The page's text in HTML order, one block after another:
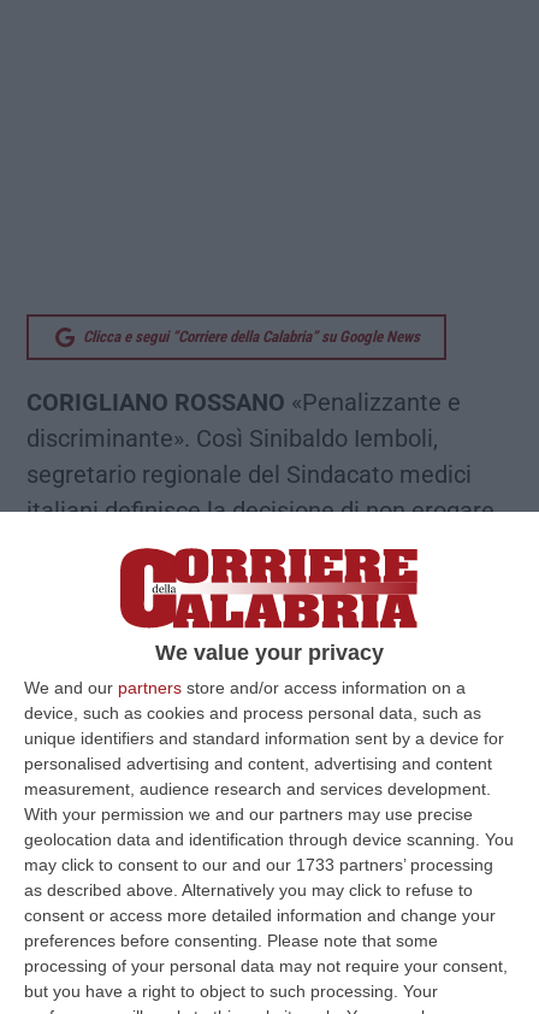
We value your privacy
We and our partners store and/or access information on a
device, such as cookies and process personal data, such as
unique identifiers and standard information sent by a device for
personalised advertising and content, advertising and content
measurement, audience research and services development.
With your permission we and our partners may use precise
geolocation data and identification through device scanning. You
may click to consent to our and our 1733 partners’ processing
as described above. Alternatively you may click to refuse to
consent or access more detailed information and change your
preferences before consenting.
Please note that some
processing of your personal data may not require your consent,
but you have a right to object to such processing. Your
Clicca e segui “Corriere della Calabria” su Google News
CORIGLIANO ROSSANO «Penalizzante e
discriminante». Così Sinibaldo Iemboli,
segretario regionale del Sindacato medici
italiani definisce la decisione di non erogare
le indennità Covid-19 ai medici del servizio
Suem 118 calabrese.
Attraverso una lettera inviata al commissario
alla sanità e presidente della Regione,
Roberto Occhiuto, al subcommissario
Ernesto Esposito, al Dipartimento Tutela
della salute ed al dirigente generale Iole
Fantozzi, Iemboli parla di una «ferita che
gronda sangue».
Il medico del 118 in servizio nella Sibaritide,
dopo aver ricordato che «l’accordo per il
riconoscimento degli incrementi economici
per l’attività straordinaria svolta dai